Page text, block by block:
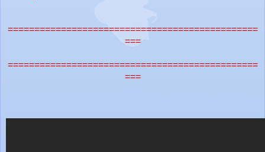
===============================================
===
===============================================
===